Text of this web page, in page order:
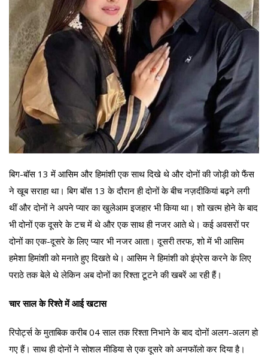
बिग-बॉस 13 में आसिम और हिमांशी एक साथ दिखे थे और दोनों की जोड़ी को फैंस
ने खूब सराहा था। बिग बॉस 13 के दौरान ही दोनों के बीच नज़दीकियां बढ़ने लगी
थीं और दोनों ने अपने प्यार का खुलेआम इजहार भी किया था। शो खत्म होने के बाद
भी दोनों एक दूसरे के टच में थे और एक साथ ही नजर आते थे। कई अवसरों पर
दोनों का एक-दूसरे के लिए प्यार भी नजर आता। दूसरी तरफ, शो में भी आसिम
हमेशा हिमांशी को मनाते हुए दिखते थे। आसिम ने हिमांशी को इंप्रेस करने के लिए
पराठे तक बेले थे लेकिन अब दोनों का रिश्ता टूटने की खबरें आ रही हैं।
चार साल के रिश्ते में आई खटास
रिपोर्ट्स के मुताबिक करीब 04 साल तक रिश्ता निभाने के बाद दोनों अलग-अलग हो
गए हैं। साथ ही दोनों ने सोशल मीडिया से एक दूसरे को अनफॉलो कर दिया है।